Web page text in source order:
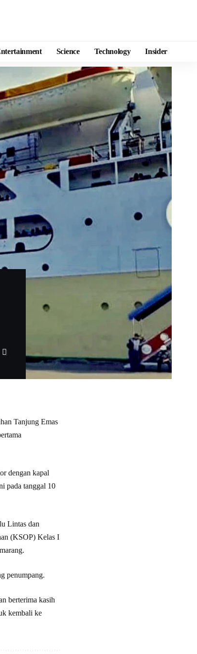
Science Technology Insider
Tanjung Emas
dengan kapal
pada tanggal 10
Lintas dan
(KSOP) Kelas I
penumpang.
berterima kasih
kembali ke